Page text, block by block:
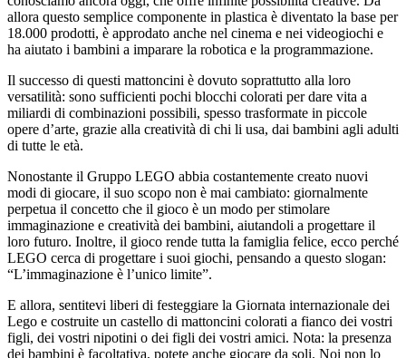
allora questo semplice componente in plastica è diventato la base per
18.000 prodotti, è approdato anche nel cinema e nei videogiochi e
ha aiutato i bambini a imparare la robotica e la programmazione.
Il successo di questi mattoncini è dovuto soprattutto alla loro
versatilità: sono sufficienti pochi blocchi colorati per dare vita a
miliardi di combinazioni possibili, spesso trasformate in piccole
opere d’arte, grazie alla creatività di chi li usa, dai bambini agli adulti
di tutte le età.
Nonostante il Gruppo LEGO abbia costantemente creato nuovi
modi di giocare, il suo scopo non è mai cambiato: giornalmente
perpetua il concetto che il gioco è un modo per stimolare
immaginazione e creatività dei bambini, aiutandoli a progettare il
loro futuro. Inoltre, il gioco rende tutta la famiglia felice, ecco perché
LEGO cerca di progettare i suoi giochi, pensando a questo slogan:
“L’immaginazione è l’unico limite”.
E allora, sentitevi liberi di festeggiare la Giornata internazionale dei
Lego e costruite un castello di mattoncini colorati a fianco dei vostri
figli, dei vostri nipotini o dei figli dei vostri amici. Nota: la presenza
dei bambini è facoltativa, potete anche giocare da soli. Noi non lo